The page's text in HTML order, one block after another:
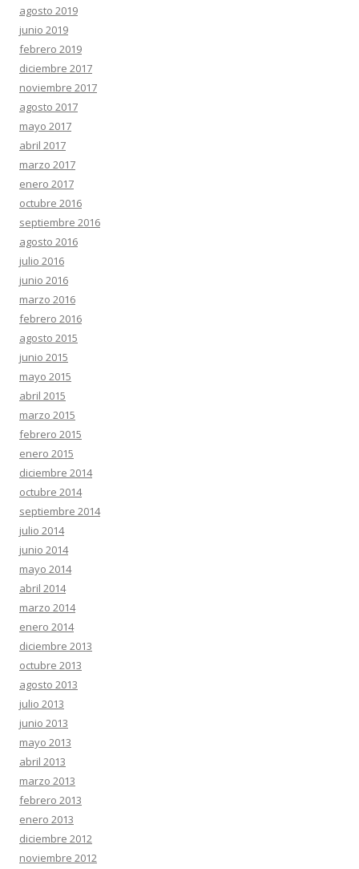
agosto 2019
junio 2019
febrero 2019
diciembre 2017
noviembre 2017
agosto 2017
mayo 2017
abril 2017
marzo 2017
enero 2017
octubre 2016
septiembre 2016
agosto 2016
julio 2016
junio 2016
marzo 2016
febrero 2016
agosto 2015
junio 2015
mayo 2015
abril 2015
marzo 2015
febrero 2015
enero 2015
diciembre 2014
octubre 2014
septiembre 2014
julio 2014
junio 2014
mayo 2014
abril 2014
marzo 2014
enero 2014
diciembre 2013
octubre 2013
agosto 2013
julio 2013
junio 2013
mayo 2013
abril 2013
marzo 2013
febrero 2013
enero 2013
diciembre 2012
noviembre 2012